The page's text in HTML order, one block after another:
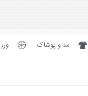
مد و پوشاک